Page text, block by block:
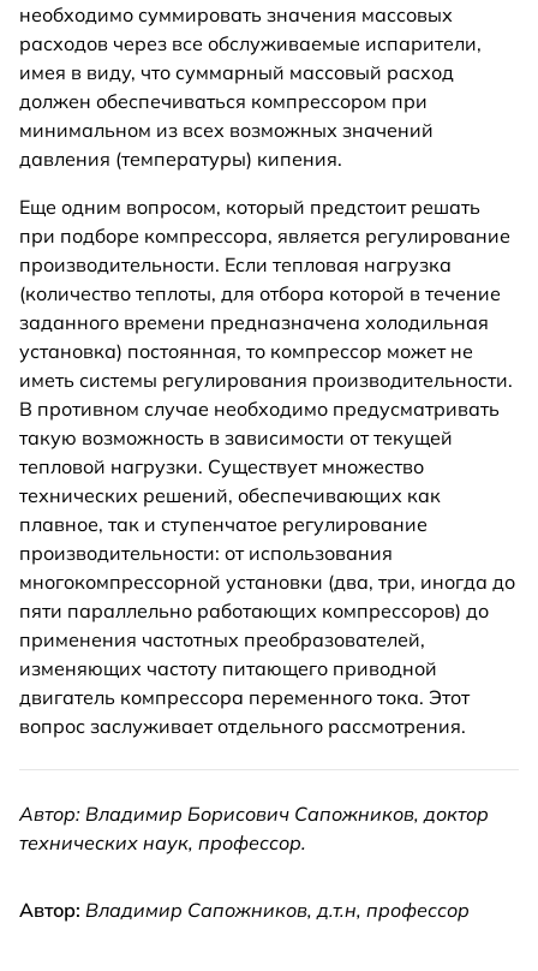
необходимо суммировать значения массовых
расходов через все обслуживаемые испарители,
имея в виду, что суммарный массовый расход
должен обеспечиваться компрессором при
минимальном из всех возможных значений
давления (температуры) кипения.
Еще одним вопросом, который предстоит решать
при подборе компрессора, является регулирование
производительности. Если тепловая нагрузка
(количество теплоты, для отбора которой в течение
заданного времени предназначена холодильная
установка) постоянная, то компрессор может не
иметь системы регулирования производительности.
В противном случае необходимо предусматривать
такую возможность в зависимости от текущей
тепловой нагрузки. Существует множество
технических решений, обеспечивающих как
плавное, так и ступенчатое регулирование
производительности: от использования
многокомпрессорной установки (два, три, иногда до
пяти параллельно работающих компрессоров) до
применения частотных преобразователей,
изменяющих частоту питающего приводной
двигатель компрессора переменного тока. Этот
вопрос заслуживает отдельного рассмотрения.
Автор: Владимир Борисович Сапожников, доктор
технических наук, профессор.
Автор: Владимир Сапожников, д.т.н, профессор